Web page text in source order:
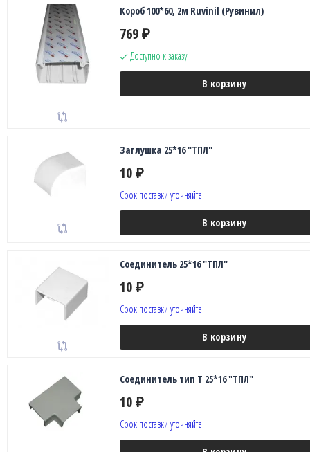
Короб 100*60, 2м Ruvinil (Рувинил)
769 ₽
Доступно к заказу
В корзину
Заглушка 25*16 "ТПЛ"
10 ₽
Срок поставки уточняйте
В корзину
Соединитель 25*16 "ТПЛ"
10 ₽
Срок поставки уточняйте
В корзину
Соединитель тип Т 25*16 "ТПЛ"
10 ₽
Срок поставки уточняйте